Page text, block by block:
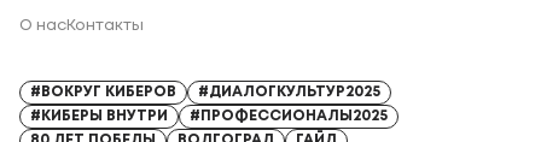
О насКонтакты
#ВОКРУГ КИБЕРОВ
#ДИАЛОГКУЛЬТУР2025
#КИБЕРЫ ВНУТРИ
#ПРОФЕССИОНАЛЫ2025